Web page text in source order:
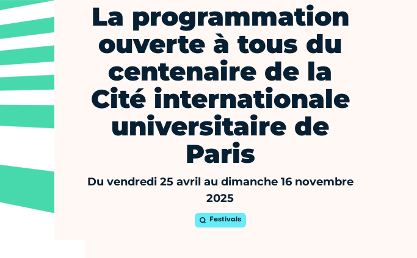
La programmation
ouverte à tous du
centenaire de la
Cité internationale
universitaire de
Paris
Du vendredi 25 avril au dimanche 16 novembre
2025
Festivals